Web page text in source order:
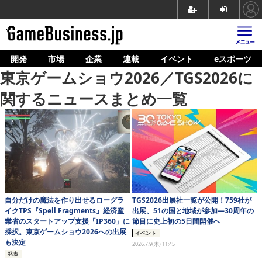
ホーム
ゲーム開発
市場
マネタイズ
企業動向
人材育成
産業政策
連載
イベント/セミナー
開発 市場 企業 連載 イベント eスポーツ
東京ゲームショウ2026／TGS2026に
関するニュースまとめ一覧
自分だけの魔法を作り出せるローグラ
イクTPS『Spell Fragments』経済産
業省のスタートアップ支援「IP360」に
採択。東京ゲームショウ2026への出展
も決定
発表
TGS2026出展社一覧が公開！759社が
出展、51の国と地域が参加―30周年の
節目に史上初の5日間開催へ
イベント
2026.7.9(木) 11:45